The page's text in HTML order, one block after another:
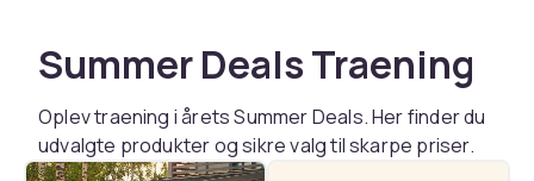
Summer Deals Traening
Oplev traening i årets Summer Deals. Her finder du
udvalgte produkter og sikre valg til skarpe priser.